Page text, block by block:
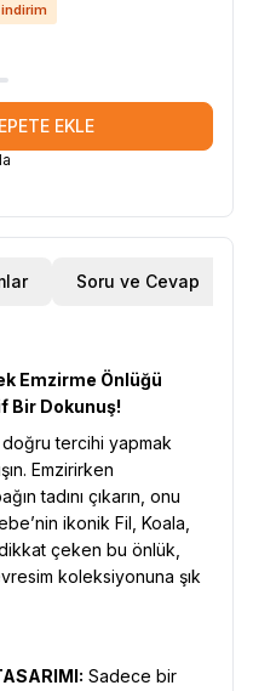
EKLE
Soru ve Cevap
Emzirme Önlüğü
Bir Dokunuş!
tercihi yapmak
Emzirirken
tadını çıkarın, onu
ikonik Fil, Koala,
çeken bu önlük,
koleksiyonuna şık
Sadece bir